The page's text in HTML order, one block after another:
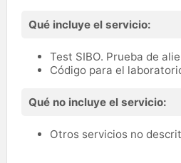
Qué incluye el servicio:
Test SIBO. Prueba de
Código para el
Qué no incluye el servicio:
Otros servicios no